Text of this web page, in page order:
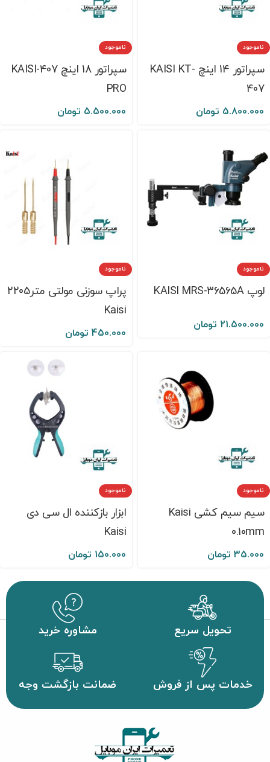
ناموجود
سپراتور 14 اینچ KAISI KT-
407
5.800.000 تومان
ناموجود
سپراتور 18 اینچ KAISI-407
PRO
5.500.000 تومان
ناموجود
لوپ KAISI MRS-36565A
21.500.000 تومان
ناموجود
پراپ سوزنی مولتی متر2205
Kaisi
450.000 تومان
ناموجود
سیم سیم کشی Kaisi
0.10mm
35.000 تومان
ناموجود
ابزار بازکننده ال سی دی
Kaisi
150.000 تومان
تحویل سریع مشاوره خرید
خدمات پس از فروش ضمانت بازگشت وجه